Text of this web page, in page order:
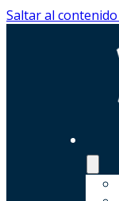
Saltar al